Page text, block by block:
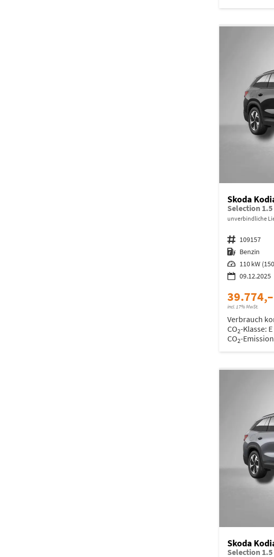
Skoda
Selection 1.5
unverbindliche
Fahrzeugnr. 109157
Kraftstoff Benzin
Leistung 110 kW
09.12.2025
incl. 17% MwSt.
Verbrauch
CO2-Klasse: E
CO2-
Skoda
Selection 1.5